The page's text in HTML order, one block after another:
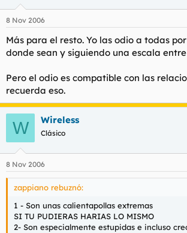
m
a
8 Nov 2006
Más para el resto. Yo las odio a todas
donde sean y siguiendo una escala entre
Pero el odio es compatible con las
recuerda eso.
W Wireless
Clásico
8 Nov 2006
zappiano rebuznó:
1 - Son unas calientapollas extremas
SI TU PUDIERAS HARIAS LO MISMO
2- Son especialmente estupidas e incluso